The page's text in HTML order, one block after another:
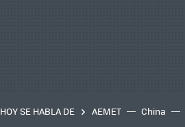
HOY SE HABLA DE AEMET China